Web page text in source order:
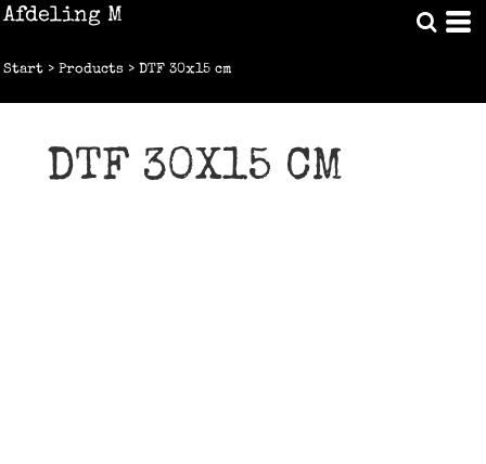
Afdeling M
Start > Products > DTF 30x15 cm
DTF 30X15 CM